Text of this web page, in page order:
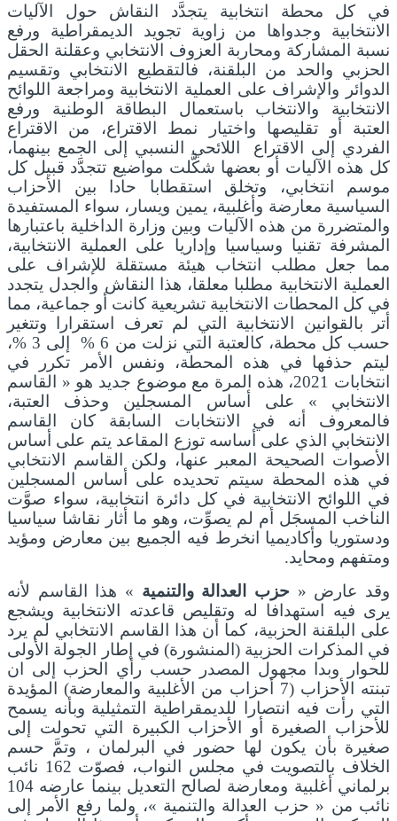
في كل محطة انتخابية يتجدَّد النقاش حول الآليات
الانتخابية وجدواها من زاوية تجويد الديمقراطية ورفع
نسبة المشاركة ومحاربة العزوف الانتخابي وعقلنة الحقل
الحزبي والحد من البلقنة، فالتقطيع الانتخابي وتقسيم
الدوائر والإشراف على العملية الانتخابية ومراجعة اللوائح
الانتخابية والانتخاب باستعمال البطاقة الوطنية ورفع
العتبة أو تقليصها واختيار نمط الاقتراع، من الاقتراع
الفردي إلى الاقتراع اللائحي النسبي إلى الجمع بينهما،
كل هذه الآليات أو بعضها شكَّلت مواضيع تتجدَّد قبيل كل
موسم انتخابي، وتخلق استقطابا حادا بين الأحزاب
السياسية معارضة وأغلبية، يمين ويسار، سواء المستفيدة
والمتضررة من هذه الآليات وبين وزارة الداخلية باعتبارها
المشرفة تقنيا وسياسيا وإداريا على العملية الانتخابية،
مما جعل مطلب انتخاب هيئة مستقلة للإشراف على
العملية الانتخابية مطلبا معلقا، هذا النقاش والجدل يتجدد
في كل المحطات الانتخابية تشريعية كانت أو جماعية، مما
أتر بالقوانين الانتخابية التي لم تعرف استقرارا وتتغير
حسب كل محطة، كالعتبة التي نزلت من 6 % إلى 3 %،
ليتم حذفها في هذه المحطة، ونفس الأمر تكرر في
انتخابات 2021، هذه المرة مع موضوع جديد هو « القاسم
الانتخابي » على أساس المسجلين وحذف العتبة،
فالمعروف أنه في الانتخابات السابقة كان القاسم
الانتخابي الذي على أساسه توزع المقاعد يتم على أساس
الأصوات الصحيحة المعبر عنها، ولكن القاسم الانتخابي
في هذه المحطة سيتم تحديده على أساس المسجلين
في اللوائح الانتخابية في كل دائرة انتخابية، سواء صوَّت
الناخب المسجَل أم لم يصوِّت، وهو ما أثار نقاشا سياسيا
ودستوريا وأكاديميا انخرط فيه الجميع بين معارض ومؤيد
ومتفهم ومحايد.
وقد عارض « حزب العدالة والتنمية » هذا القاسم لأنه
يرى فيه استهدافا له وتقليص قاعدته الانتخابية ويشجع
على البلقنة الحزبية، كما أن هذا القاسم الانتخابي لم يرد
في المذكرات الحزبية (المنشورة) في إطار الجولة الأولى
للحوار وبدا مجهول المصدر حسب رأي الحزب إلى ان
تبنته الأحزاب (7 أحزاب من الأغلبية والمعارضة) المؤيدة
التي رأت فيه انتصارا للديمقراطية التمثيلية وبأنه يسمح
للأحزاب الصغيرة أو الأحزاب الكبيرة التي تحولت إلى
صغيرة بأن يكون لها حضور في البرلمان ، وتمَّ حسم
الخلاف بالتصويت في مجلس النواب، فصوّت 162 نائب
برلماني أغلبية ومعارضة لصالح التعديل بينما عارضه 104
نائب من « حزب العدالة والتنمية »، ولما رفع الأمر إلى